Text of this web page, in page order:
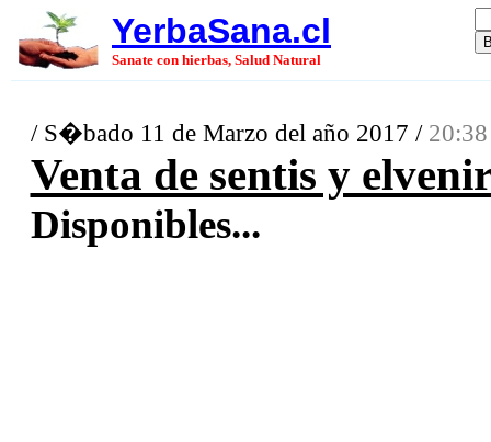
YerbaSana.cl
Sanate con hierbas, Salud Natural
/ S�bado 11 de Marzo del año 2017 /
Venta de sentis y
Disponibles...